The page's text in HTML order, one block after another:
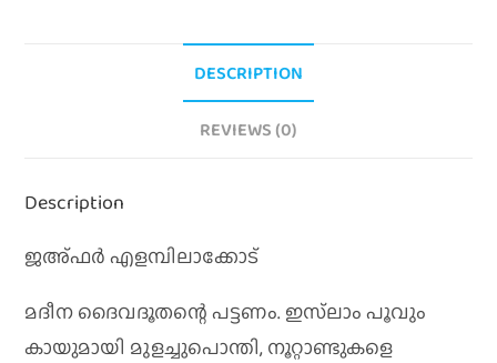
DESCRIPTION
REVIEWS (0)
Description
ജഅ്ഫർ എളമ്പിലാക്കോട്
മദീന ദൈവദൂതന്റെ പട്ടണം. ഇസ്‌ലാം പൂവും
കായുമായി മുളച്ചുപൊന്തി, നൂറ്റാണ്ടുകളെ